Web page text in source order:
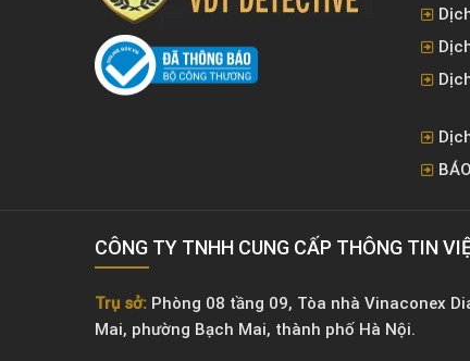
CÔNG TY TNHH CUNG CẤP THÔNG TIN
Trụ sở: Phòng 08 tầng 09, Tòa nhà Vinaconex
Mai, phường Bạch Mai, thành phố Hà Nội.